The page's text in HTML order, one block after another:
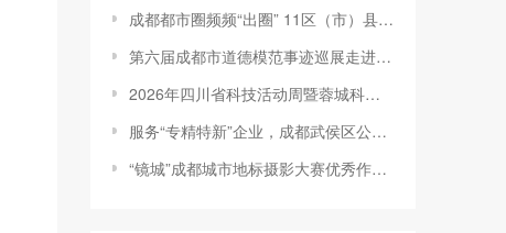
成都都市圈频频“出圈” 11区（市）县入围全国投资潜力百强
第六届成都市道德模范事迹巡展走进“山上·文明里”
2026年四川省科技活动周暨蓉城科学之夜启幕
服务“专精特新”企业，成都武侯区公布机会清单
“镜城”成都城市地标摄影大赛优秀作品展正在展出，见证经济社会和城市建设巨大变化